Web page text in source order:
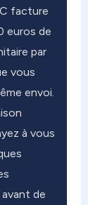
facture
euros de
par
vous
envoi.
à vous
de